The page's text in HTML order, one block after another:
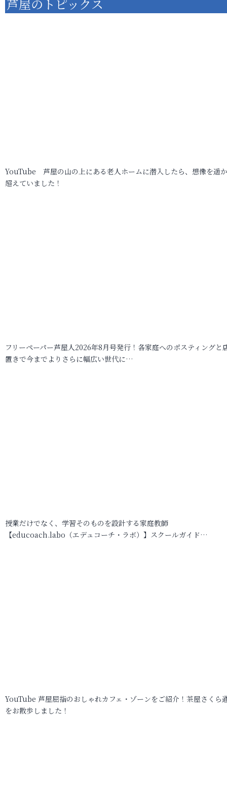
芦屋のトピックス
YouTube 芦屋の山の上にある老人ホームに潜入したら、想像を遥
超えていました！
フリーペーパー芦屋人2026年8月号発行！各家庭へのポスティングと
置きで今までよりさらに幅広い世代に…
授業だけでなく、学習そのものを設計する家庭教師
【educoach.labo（エデュコーチ・ラボ）】スクールガイド…
YouTube 芦屋屈指のおしゃれカフェ・ゾーンをご紹介！茶屋さくら
をお散歩しました！